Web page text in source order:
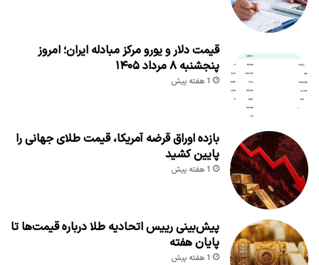
قیمت دلار و یورو مرکز مبادله ایران؛ امروز
پنجشنبه ۸ مرداد ۱۴۰۵
1 هفته پیش
بازده اوراق قرضه آمریکا، قیمت طلای جهانی را
پایین کشید
1 هفته پیش
پیش‌بینی رییس اتحادیه طلا درباره قیمت‌ها تا
پایان هفته
1 هفته پیش